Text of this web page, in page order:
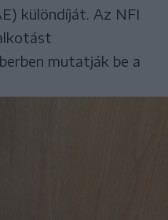
különdíját. Az NFI
mutatják be a